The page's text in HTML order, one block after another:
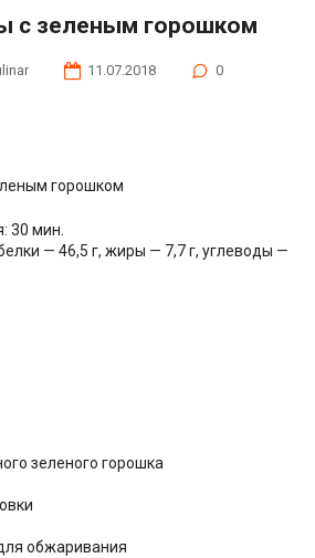
с зеленым горошком
11.07.2018
0
30 мин.
— 46,5 г, жиры — 7,7 г, углеводы —
зеленого горошка
обжаривания